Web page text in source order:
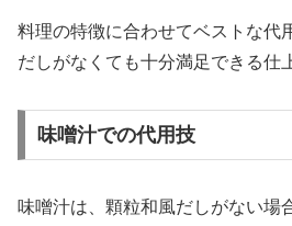
料理の特徴に合わせてベストな代
だしがなくても十分満足できる仕
味噌汁での代用技
味噌汁は、顆粒和風だしがない場